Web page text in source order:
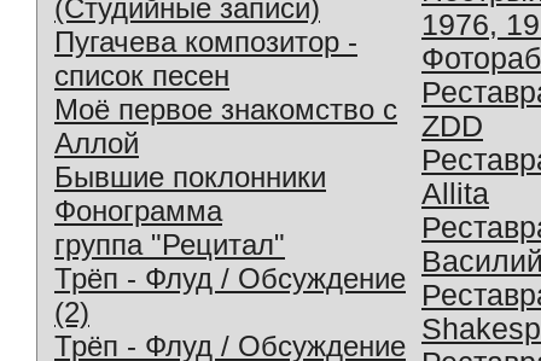
(Студийные записи)
Пугачева композитор -
список песен
Моё первое знакомство с
Аллой
Бывшие поклонники
Фонограмма
группа "Рецитал"
Трёп - Флуд / Обсуждение
(2)
Трёп - Флуд / Обсуждение
1976,
ZDD
Allita